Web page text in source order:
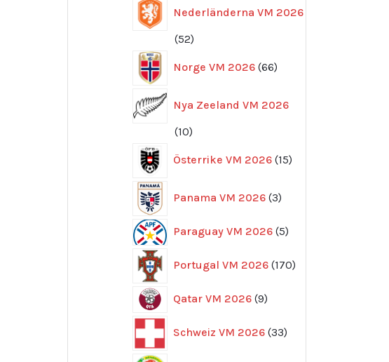
Nederländerna VM 2026
5252
Norge VM 2026 66
produkter
Nya Zeeland VM 2026
1010
Österrike VM 2026 15
produkter
Panama VM 2026 3
produkter
Paraguay VM 2026 55
Portugal VM 2026 170
produkter
Qatar VM 2026 99
Schweiz VM 2026 33
produkter